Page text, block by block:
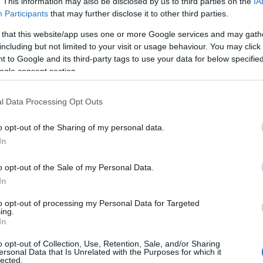
Participants that may further disclose it to other third parties.
that this website/app uses one or more Google services and may
but not limited to your visit or usage behaviour. You may
to Google and its third-party tags to use your data for below
consent section.
Data Processing Opt Outs
opt-out of the Sharing of my personal data.
opt-out of the Sale of my Personal Data.
opt-out of processing my Personal Data for Targeted
opt-out of Collection, Use, Retention, Sale, and/or Sharing
Data that Is Unrelated with the Purposes for which it
Az infrafűtés manzárd tető alatt is
biztonságos lehet, ahogy kültéri teraszok
Infrasugaras fűtés a manzárdon
Felhasználási területek széles kínálata
...
A posztmodern bűvészdobozBalla D Károj
regényéről a posztmodern bűvészdoboz